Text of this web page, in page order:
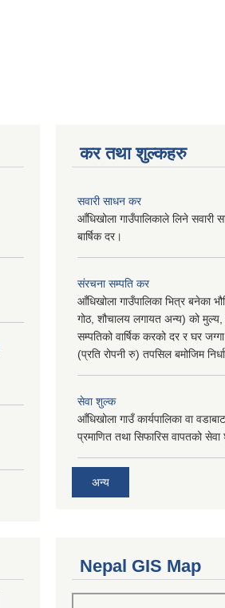
कर तथा शुल्कहरु
सवारी साधन कर
आँधिखोला गाउँपालिकाले लिने सवारी
बार्षिक दर।
संरचना सम्पति कर
आँधिखोला गाउँपालिका भित्र बनेका
गोठ, शौचालय लगायत अन्य) को मुल्य,
सम्पतिको वार्षिक करको दर र घर
(प्रति रोपनी रु) तपसिल बमोजिम
सेवा शुल्क
आँधिखोला गाउँ कार्यपालिका वा
प्रमाणित तथा सिफारिस वापतको
अन्य
Nepal GIS Map